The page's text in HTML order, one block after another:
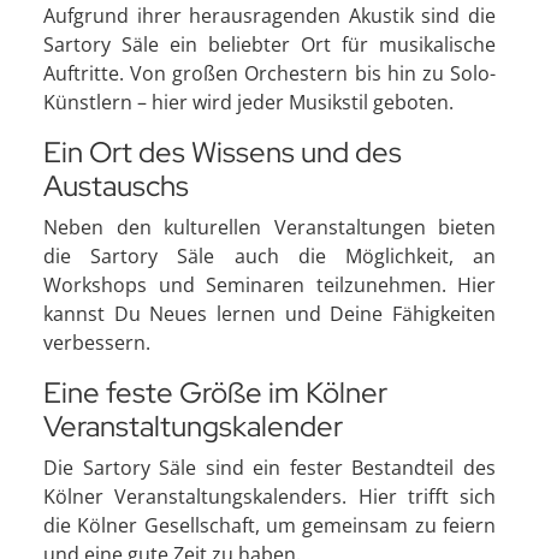
Aufgrund ihrer herausragenden Akustik sind die
Sartory Säle ein beliebter Ort für musikalische
Auftritte. Von großen Orchestern bis hin zu Solo-
Künstlern – hier wird jeder Musikstil geboten.
Ein Ort des Wissens und des
Austauschs
Neben den kulturellen Veranstaltungen bieten
die Sartory Säle auch die Möglichkeit, an
Workshops und Seminaren teilzunehmen. Hier
kannst Du Neues lernen und Deine Fähigkeiten
verbessern.
Eine feste Größe im Kölner
Veranstaltungskalender
Die Sartory Säle sind ein fester Bestandteil des
Kölner Veranstaltungskalenders. Hier trifft sich
die Kölner Gesellschaft, um gemeinsam zu feiern
und eine gute Zeit zu haben.